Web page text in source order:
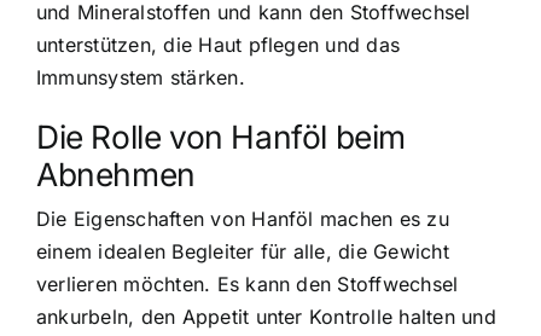
und Mineralstoffen und kann den Stoffwechsel
unterstützen, die Haut pflegen und das
Immunsystem stärken.
Die Rolle von Hanföl beim
Abnehmen
Die Eigenschaften von Hanföl machen es zu
einem idealen Begleiter für alle, die Gewicht
verlieren möchten. Es kann den Stoffwechsel
ankurbeln, den Appetit unter Kontrolle halten und